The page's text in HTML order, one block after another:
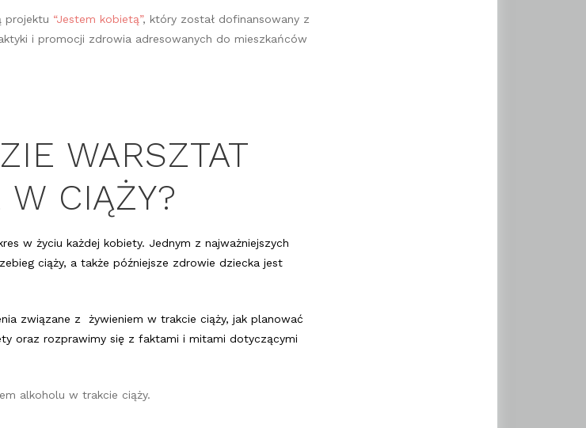
projektu “Jestem kobietą”, który został dofinansowany z
i promocji zdrowia adresowanych do mieszkańców
WARSZTAT
CIĄŻY?
w życiu każdej kobiety. Jednym z najważniejszych
ciąży, a także późniejsze zdrowie dziecka jest
związane z żywieniem w trakcie ciąży, jak planować
oraz rozprawimy się z faktami i mitami dotyczącymi
alkoholu w trakcie ciąży.